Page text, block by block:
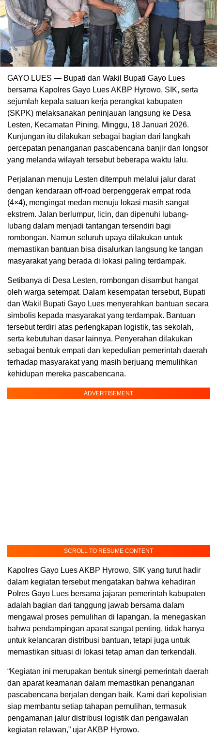
GAYO LUES — Bupati dan Wakil Bupati Gayo Lues
bersama Kapolres Gayo Lues AKBP Hyrowo, SIK, serta
sejumlah kepala satuan kerja perangkat kabupaten
(SKPK) melaksanakan peninjauan langsung ke Desa
Lesten, Kecamatan Pining, Minggu, 18 Januari 2026.
Kunjungan itu dilakukan sebagai bagian dari langkah
percepatan penanganan pascabencana banjir dan longsor
yang melanda wilayah tersebut beberapa waktu lalu.
Perjalanan menuju Lesten ditempuh melalui jalur darat
dengan kendaraan off-road berpenggerak empat roda
(4×4), mengingat medan menuju lokasi masih sangat
ekstrem. Jalan berlumpur, licin, dan dipenuhi lubang-
lubang dalam menjadi tantangan tersendiri bagi
rombongan. Namun seluruh upaya dilakukan untuk
memastikan bantuan bisa disalurkan langsung ke tangan
masyarakat yang berada di lokasi paling terdampak.
Setibanya di Desa Lesten, rombongan disambut hangat
oleh warga setempat. Dalam kesempatan tersebut, Bupati
dan Wakil Bupati Gayo Lues menyerahkan bantuan secara
simbolis kepada masyarakat yang terdampak. Bantuan
tersebut terdiri atas perlengkapan logistik, tas sekolah,
serta kebutuhan dasar lainnya. Penyerahan dilakukan
sebagai bentuk empati dan kepedulian pemerintah daerah
terhadap masyarakat yang masih berjuang memulihkan
kehidupan mereka pascabencana.
ADVERTISEMENT
SCROLL TO RESUME CONTENT
Kapolres Gayo Lues AKBP Hyrowo, SIK yang turut hadir
dalam kegiatan tersebut mengatakan bahwa kehadiran
Polres Gayo Lues bersama jajaran pemerintah kabupaten
adalah bagian dari tanggung jawab bersama dalam
mengawal proses pemulihan di lapangan. Ia menegaskan
bahwa pendampingan aparat sangat penting, tidak hanya
untuk kelancaran distribusi bantuan, tetapi juga untuk
memastikan situasi di lokasi tetap aman dan terkendali.
“Kegiatan ini merupakan bentuk sinergi pemerintah daerah
dan aparat keamanan dalam memastikan penanganan
pascabencana berjalan dengan baik. Kami dari kepolisian
siap membantu setiap tahapan pemulihan, termasuk
pengamanan jalur distribusi logistik dan pengawalan
kegiatan relawan,” ujar AKBP Hyrowo.